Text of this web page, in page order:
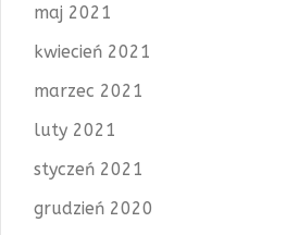
maj 2021
kwiecień 2021
marzec 2021
luty 2021
styczeń 2021
grudzień 2020